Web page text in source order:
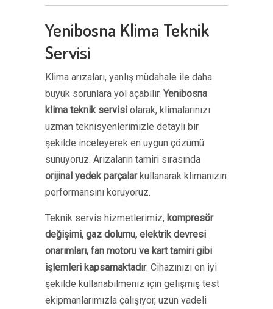
Yenibosna Klima Teknik
Servisi
Klima arızaları, yanlış müdahale ile daha
büyük sorunlara yol açabilir.Yenibosna
klima teknik servisi olarak, klimalarınızı
uzman teknisyenlerimizle detaylı bir
şekilde inceleyerek en uygun çözümü
sunuyoruz. Arızaların tamiri sırasında
orijinal yedek parçalarkullanarak klimanızın
performansını koruyoruz.
Teknik servis hizmetlerimiz, kompresör
değişimi, gaz dolumu, elektrik devresi
onarımları, fan motoru ve kart tamiri gibi
işlemleri kapsamaktadır. Cihazınızı en iyi
şekilde kullanabilmeniz için gelişmiş test
ekipmanlarımızla çalışıyor, uzun vadeli